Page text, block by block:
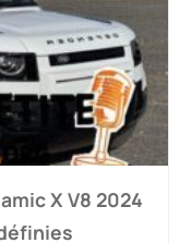
X V8 2024